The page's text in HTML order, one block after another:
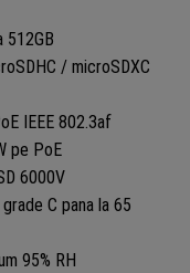
512GB
/ microSDXC
IEEE 802.3af
pe PoE
6000V
C pana la 65
95% RH